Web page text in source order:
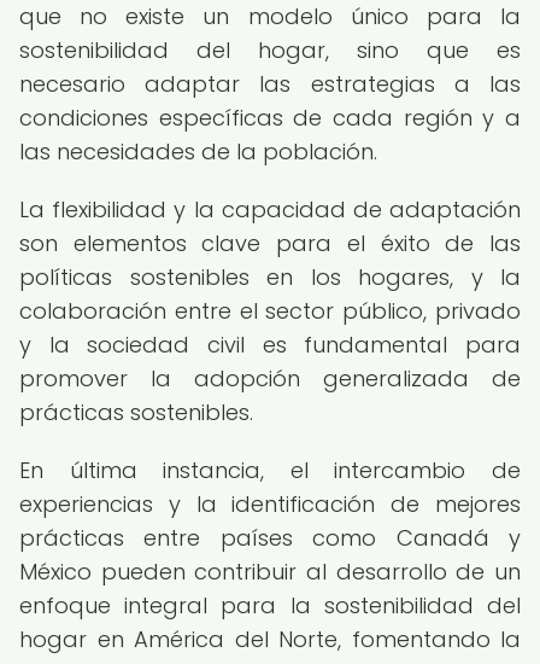
que no existe un modelo único para la
sostenibilidad del hogar, sino que es
necesario adaptar las estrategias a las
condiciones específicas de cada región y a
las necesidades de la población.
La flexibilidad y la capacidad de adaptación
son elementos clave para el éxito de las
políticas sostenibles en los hogares, y la
colaboración entre el sector público, privado
y la sociedad civil es fundamental para
promover la adopción generalizada de
prácticas sostenibles.
En última instancia, el intercambio de
experiencias y la identificación de mejores
prácticas entre países como Canadá y
México pueden contribuir al desarrollo de un
enfoque integral para la sostenibilidad del
hogar en América del Norte, fomentando la